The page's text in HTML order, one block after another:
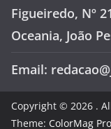
Figueiredo, Nº
Oceania, João
Email:
Copyright © 2026 .
Theme: ColorMag Pro